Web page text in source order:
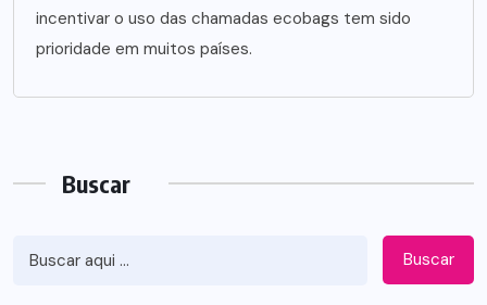
incentivar o uso das chamadas ecobags tem sido
prioridade em muitos países.
Buscar
Buscar